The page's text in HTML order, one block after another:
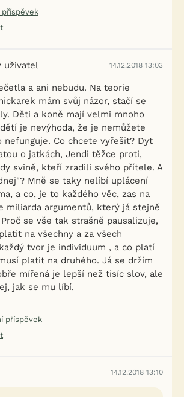
příspěvek
uživatel 14.12.2018 13:03
a ani nebudu. Na teorie
mám svůj názor, stačí se
Děti a koně mají velmi mnoho
je nevýhoda, že je nemůžete
nefunguje. Co chcete vyřešit? Dyt
o jatkách, Jendi těžce proti,
svině, kteří zradili svého přítele. A
Mně se taky nelíbí uplácení
a co, je to každého věc, zas na
miliarda argumentů, který já stejně
se vše tak strašně pausalizuje,
na všechny a za všech
tvor je individuum , a co platí
platit na druhého. Já se držím
mířená je lepší než tisíc slov, ale
jak se mu líbí.
příspěvek
14.12.2018 13:10